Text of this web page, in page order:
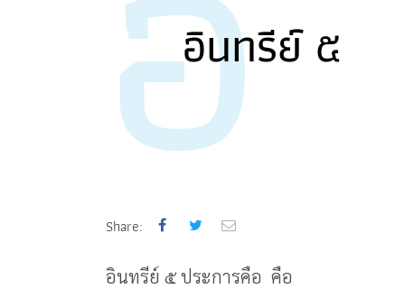
อินทรีย์ ๕
Share:
อินทรีย์ ๕ ประการคือ คือ